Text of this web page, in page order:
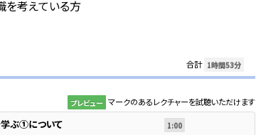
を考えている方
合計 1時間53分
プレビュー マークのあるレクチャーを試聴いただけます
学ぶ①について 1:00